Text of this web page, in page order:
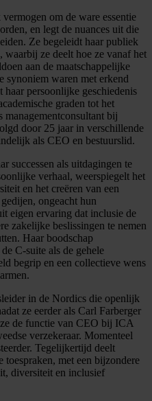
om de ware essentie
en legt de nuances uit die
Ze begeleidt haar publiek
ze deelt hoe ze vanaf het
aan de maatschappelijke
synoniem waren met erkend
haar persoonlijke geschiedenis
graden tot het
managementconsultant bij
door 25 jaar in verschillende
als CEO en bestuurslid.
successen als uitdagingen te
verhaal, weerspiegelt het
en het creëren van een
ongeacht hun
eigen ervaring dat inclusie de
zakelijke beslissingen te nemen
Haar boodschap
C-suite als de gehele
begrip en een collectieve wens
in de Nordics die openlijk
ze eerder als Carl Farberger
de functie van CEO bij ICA
verzekeraar. Momenteel
Tegelijkertijd deelt
met een bijzondere
diversiteit en inclusief